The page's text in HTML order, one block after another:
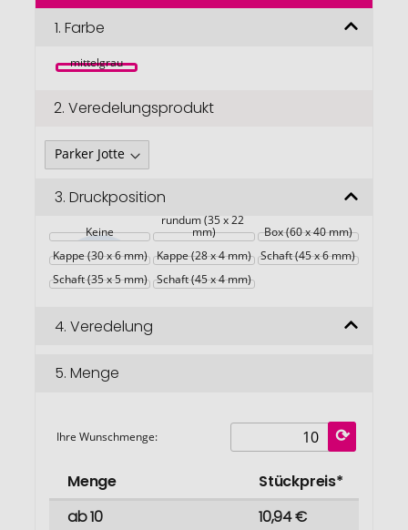
Bildgalerie
1. Farbe
mittelgrau
2. Veredelungsprodukt
3. Druckposition
Keine
rundum (35 x 22
mm)
Box (60 x 40 mm)
Kappe (30 x 6 mm)
Kappe (28 x 4 mm)
Schaft (45 x 6 mm)
Schaft (35 x 5 mm)
Schaft (45 x 4 mm)
4. Veredelung
5. Menge
Ihre Wunschmenge:
Menge
Stückpreis*
ab 10
10,94 €